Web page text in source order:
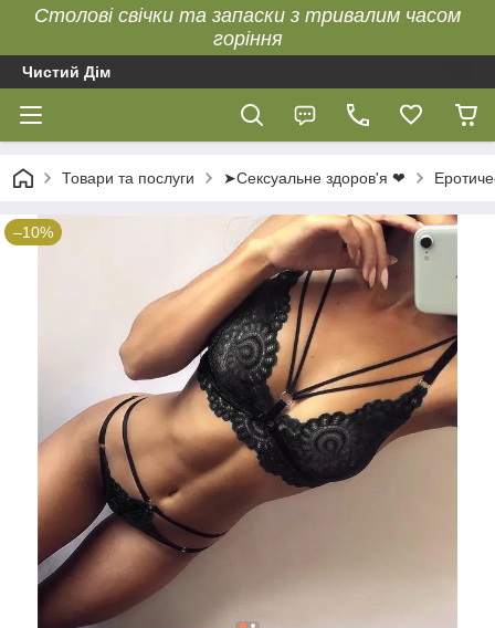
Столові свічки та запаски з тривалим часом
горіння
Чистий Дім
Товари та послуги ➤Сексуальне здоров'я ❤
–10%